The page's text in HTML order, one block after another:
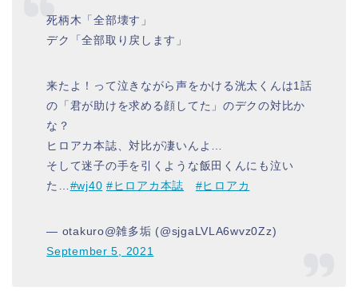
死柄木「全部壊す」
デク「全部取り戻します」
来たよ！って泣きながら声をかける洸太くんは1話
の「君が助けを求める顔してた」のデクの対比か
な？
ヒロアカ本誌、対比が凄いんよ…
そして迷子の手を引くような飯田くんにも泣い
た…#wj40 #ヒロアカ本誌 #ヒロアカ
— otakuro@雑多垢 (@sjgaLVLA6wvz0Zz)
September 5, 2021